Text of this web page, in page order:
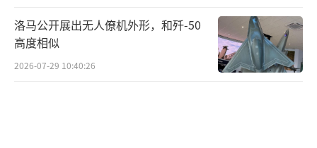
洛马公开展出无人僚机外形，和歼-50
高度相似
2026-07-29 10:40:26